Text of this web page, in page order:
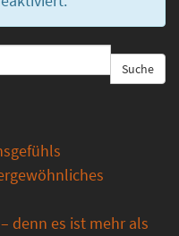
Suche
denn es ist mehr als